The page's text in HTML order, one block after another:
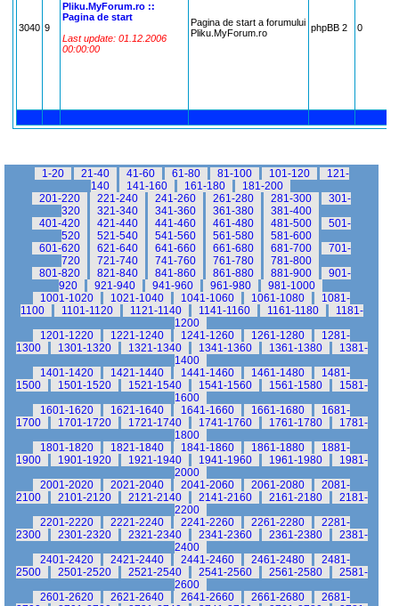
3040 9
Pliku.MyForum.ro ::
Pagina de start
Last update: 01.12.2006
00:00:00
Pagina de start a forumului
Pliku.MyForum.ro
phpBB 2 0
1-20 21-40 41-60 61-80 81-100 101-120
121-
140
141-160 161-180
181-200
201-220
221-240 241-260 261-280 281-300
301-
320
321-340 341-360 361-380
381-400
401-420
421-440 441-460 461-480 481-500
501-
520
521-540 541-560 561-580
581-600
601-620
621-640 641-660 661-680 681-700
701-
720
721-740 741-760 761-780
781-800
801-820
821-840 841-860 861-880 881-900
901-
920
921-940 941-960 961-980
981-1000
1001-1020
1021-1040 1041-1060 1061-1080
1081-
1100
1101-1120 1121-1140 1141-1160 1161-1180
1181-
1200
1201-1220
1221-1240 1241-1260 1261-1280
1281-
1300
1301-1320 1321-1340 1341-1360 1361-1380
1381-
1400
1401-1420
1421-1440 1441-1460 1461-1480
1481-
1500
1501-1520 1521-1540 1541-1560 1561-1580
1581-
1600
1601-1620
1621-1640 1641-1660 1661-1680
1681-
1700
1701-1720 1721-1740 1741-1760 1761-1780
1781-
1800
1801-1820
1821-1840 1841-1860 1861-1880
1881-
1900
1901-1920 1921-1940 1941-1960 1961-1980
1981-
2000
2001-2020
2021-2040 2041-2060 2061-2080
2081-
2100
2101-2120 2121-2140 2141-2160 2161-2180
2181-
2200
2201-2220
2221-2240 2241-2260 2261-2280
2281-
2300
2301-2320 2321-2340 2341-2360 2361-2380
2381-
2400
2401-2420
2421-2440 2441-2460 2461-2480
2481-
2500
2501-2520 2521-2540 2541-2560 2561-2580
2581-
2600
2601-2620
2621-2640 2641-2660 2661-2680
2681-